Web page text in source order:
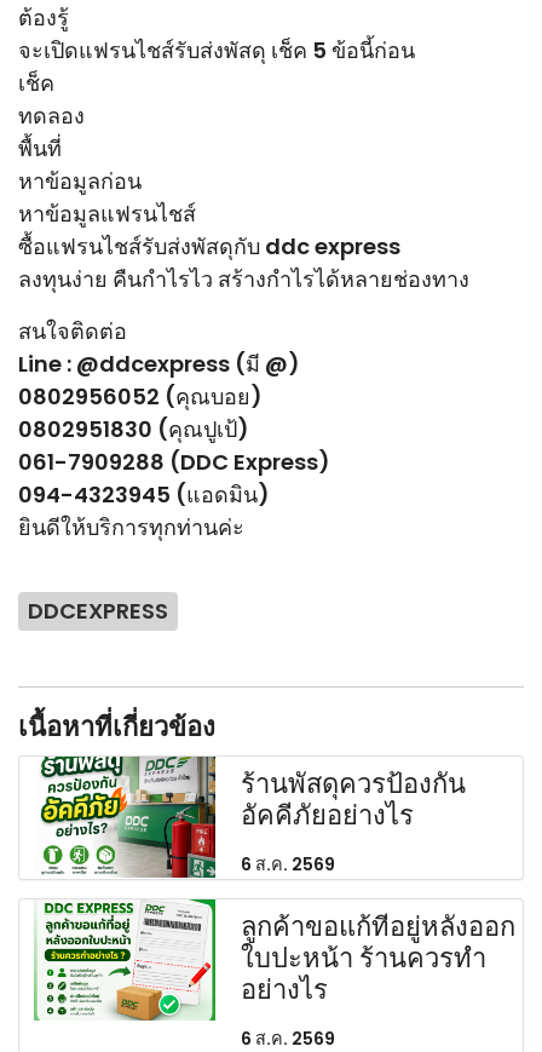
ต้องรู้
จะเปิดแฟรนไชส์รับส่งพัสดุ เช็ค 5 ข้อนี้ก่อน
เช็ค
ทดลอง
พื้นที่
หาข้อมูลก่อน
หาข้อมูลแฟรนไชส์
ซื้อแฟรนไชส์รับส่งพัสดุกับ ddc express
ลงทุนง่าย คืนกำไรไว สร้างกำไรได้หลายช่องทาง
สนใจติดต่อ
Line : @ddcexpress (มี @)
0802956052 (คุณบอย)
0802951830 (คุณปูเป้)
061-7909288 (DDC Express)
094-4323945 (แอดมิน)
ยินดีให้บริการทุกท่านค่ะ
DDCEXPRESS
เนื้อหาที่เกี่ยวข้อง
ร้านพัสดุควรป้องกัน
อัคคีภัยอย่างไร
6 ส.ค. 2569
ลูกค้าขอแก้ที่อยู่หลังออก
ใบปะหน้า ร้านควรทำ
อย่างไร
6 ส.ค. 2569